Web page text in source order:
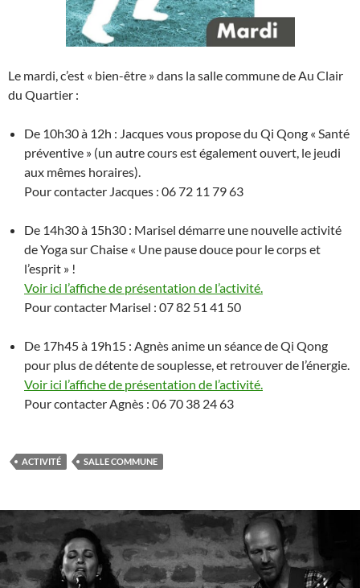
Le mardi, c’est « bien-être » dans la salle commune de Au Clair
du Quartier :
De 10h30 à 12h : Jacques vous propose du Qi Qong « Santé
préventive » (un autre cours est également ouvert, le jeudi
aux mêmes horaires).
Pour contacter Jacques : 06 72 11 79 63
De 14h30 à 15h30 : Marisel démarre une nouvelle activité
de Yoga sur Chaise « Une pause douce pour le corps et
l’esprit » !
Voir ici l’affiche de présentation de l’activité.
Pour contacter Marisel : 07 82 51 41 50
De 17h45 à 19h15 : Agnès anime un séance de Qi Qong
pour plus de détente de souplesse, et retrouver de l’énergie.
Voir ici l’affiche de présentation de l’activité.
Pour contacter Agnès : 06 70 38 24 63
ACTIVITÉ SALLE COMMUNE